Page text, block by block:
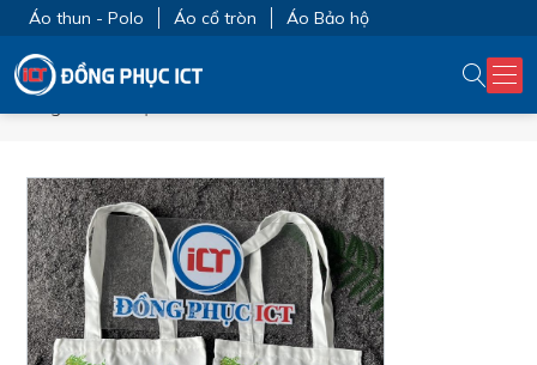
Áo thun - Polo Áo cổ tròn Áo Bảo hộ